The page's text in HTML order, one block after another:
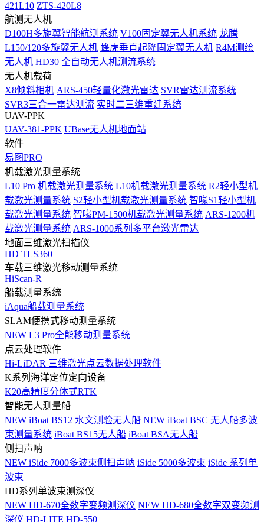
421L10 ZTS-420L8
航测无人机
D100H多旋翼智能航测系统 V100固定翼无人机系统 龙腾
L150/120多旋翼无人机 蜂虎垂直起降固定翼无人机 R4M测绘
无人机 HD30 全自动无人机测流系统
无人机载荷
X8倾斜相机 ARS-450轻量化激光雷达 SVR雷达测流系统
SVR3三合一雷达测流 实时二三维重建系统
UAV-PPK
UAV-381-PPK UBase无人机地面站
软件
易图PRO
机载激光测量系统
L10 Pro 机载激光测量系统 L10机载激光测量系统 R2轻小型机
载激光测量系统 S2轻小型机载激光测量系统 智喙S1轻小型机
载激光测量系统 智喙PM-1500机载激光测量系统 ARS-1200机
载激光测量系统 ARS-1000系列多平台激光雷达
地面三维激光扫描仪
HD TLS360
车载三维激光移动测量系统
HiScan-R
船载测量系统
iAqua船载测量系统
SLAM便携式移动测量系统
NEW L3 Pro全能移动测量系统
点云处理软件
Hi-LiDAR 三维激光点云数据处理软件
K系列海洋定位定向设备
K20高精度分体式RTK
智能无人测量船
NEW iBoat BS12 水文测验无人船 NEW iBoat BSC 无人船多波
束测量系统 iBoat BS15无人船 iBoat BSA无人船
侧扫声呐
NEW iSide 7000多波束侧扫声呐 iSide 5000多波束 iSide 系列单
波束
HD系列单波束测深仪
NEW HD-670全数字变频测深仪 NEW HD-680全数字双变频测
深仪 HD-LITE HD-550